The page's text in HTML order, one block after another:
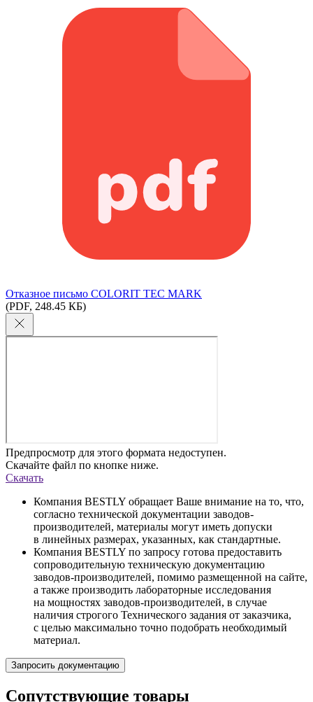
Отказное письмо COLORIT TEC MARK
(PDF, 248.45 КБ)
Предпросмотр для этого формата недоступен.
Скачайте файл по кнопке ниже.
Скачать
Компания BESTLY обращает Ваше внимание на то, что,
согласно технической документации заводов-
производителей, материалы могут иметь допуски
в линейных размерах, указанных, как стандартные.
Компания BESTLY по запросу готова предоставить
сопроводительную техническую документацию
заводов-производителей, помимо размещенной на сайте,
а также производить лабораторные исследования
на мощностях заводов-производителей, в случае
наличия строгого Технического задания от заказчика,
с целью максимально точно подобрать необходимый
материал.
Запросить документацию
Сопутствующие товары